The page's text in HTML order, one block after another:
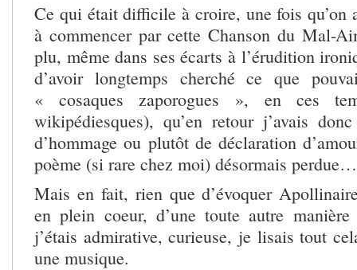
Ce qui était difficile à croire, une fois qu’on
à commencer par cette Chanson du Mal-
plu, même dans ses écarts à l’érudition
d’avoir longtemps cherché ce que
« cosaques zaporogues », en ces
wikipédiesques), qu’en retour j’avais
d’hommage ou plutôt de déclaration
poème (si rare chez moi) désormais perdue…
Mais en fait, rien que d’évoquer
en plein coeur, d’une toute autre manière
j’étais admirative, curieuse, je lisais tout
une musique.